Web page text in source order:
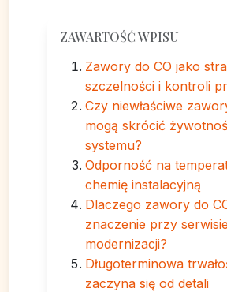
ZAWARTOŚĆ WPISU
Zawory do CO jako
szczelności i kontroli
Czy niewłaściwe
mogą skrócić
systemu?
Odporność na
chemię instalacyjną
Dlaczego zawory do
znaczenie przy
modernizacji?
Długoterminowa
zaczyna się od detali